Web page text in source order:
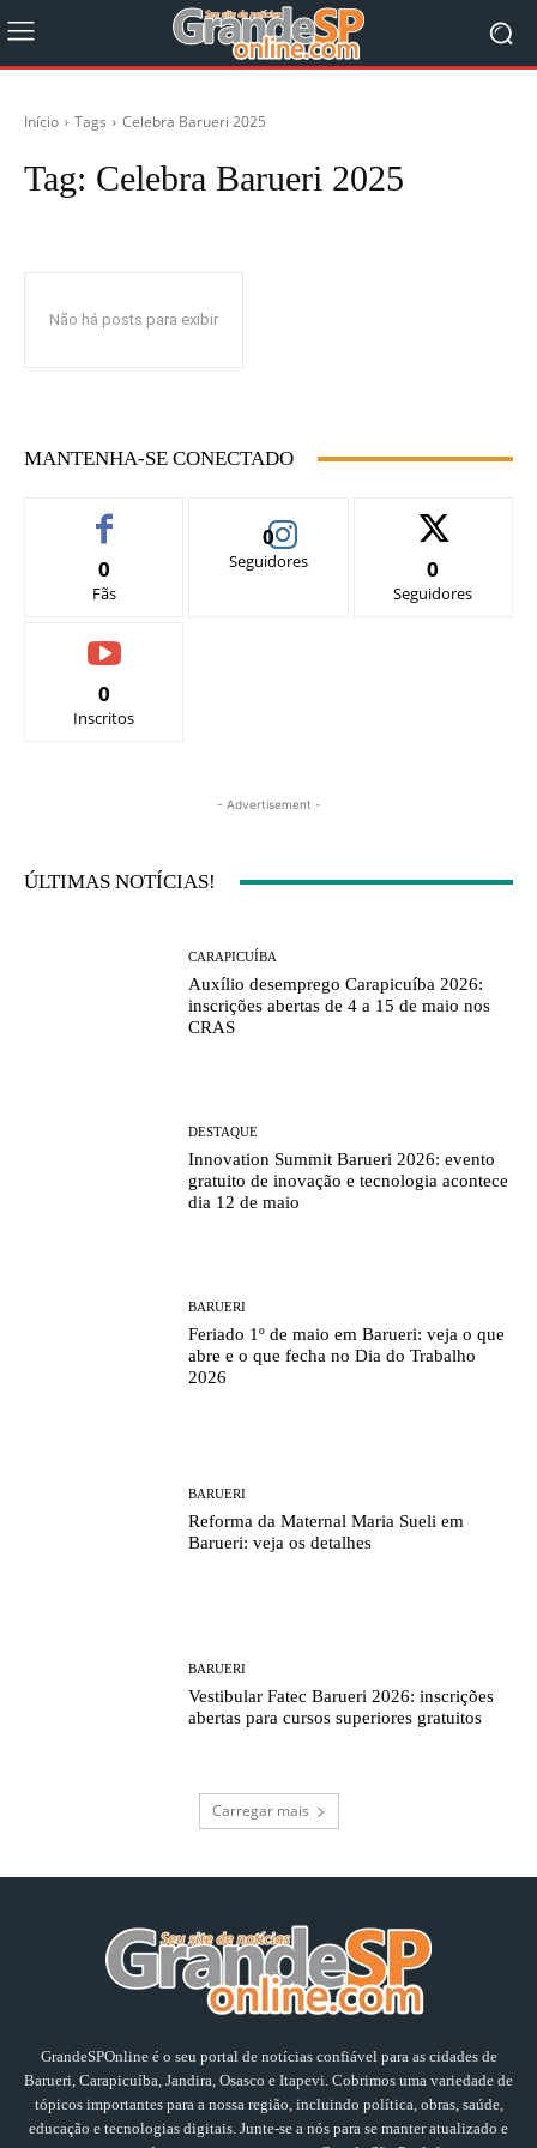
Início Tags Celebra Barueri 2025
Tag: Celebra Barueri 2025
Não há posts para exibir
MANTENHA-SE CONECTADO
0
Fãs
0
Seguidores 0
Seguidores
0
Inscritos
- Advertisement -
ÚLTIMAS NOTÍCIAS!
CARAPICUÍBA
Auxílio desemprego Carapicuíba 2026:
inscrições abertas de 4 a 15 de maio nos
CRAS
DESTAQUE
Innovation Summit Barueri 2026: evento
gratuito de inovação e tecnologia acontece
dia 12 de maio
BARUERI
Feriado 1º de maio em Barueri: veja o que
abre e o que fecha no Dia do Trabalho
2026
BARUERI
Reforma da Maternal Maria Sueli em
Barueri: veja os detalhes
BARUERI
Vestibular Fatec Barueri 2026: inscrições
abertas para cursos superiores gratuitos
Carregar mais
GrandeSPOnline é o seu portal de notícias confiável para as cidades de
Barueri, Carapicuíba, Jandira, Osasco e Itapevi. Cobrimos uma variedade de
tópicos importantes para a nossa região, incluindo política, obras, saúde,
educação e tecnologias digitais. Junte-se a nós para se manter atualizado e